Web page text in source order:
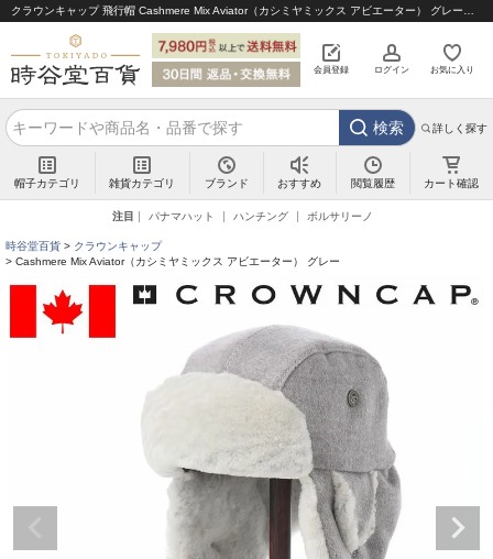
会員登録 ログイン お気に入り
検索 詳しく探す
帽子カテゴリ 雑貨カテゴリ ブランド おすすめ 閲覧履歴 カート確認
注目 パナマハット ハンチング ボルサリーノ
時谷堂百貨
クラウンキャップ
Cashmere Mix Aviator（カシミヤミックス アビエーター） グレー